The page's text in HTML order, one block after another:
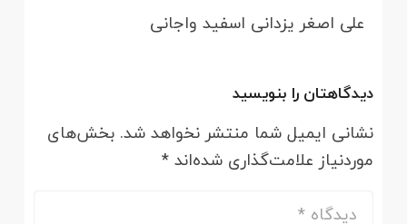
علی اصغر یزدانی اسفید واجانی
دیدگاهتان را بنویسید
نشانی ایمیل شما منتشر نخواهد شد. بخش‌های
موردنیاز علامت‌گذاری شده‌اند*